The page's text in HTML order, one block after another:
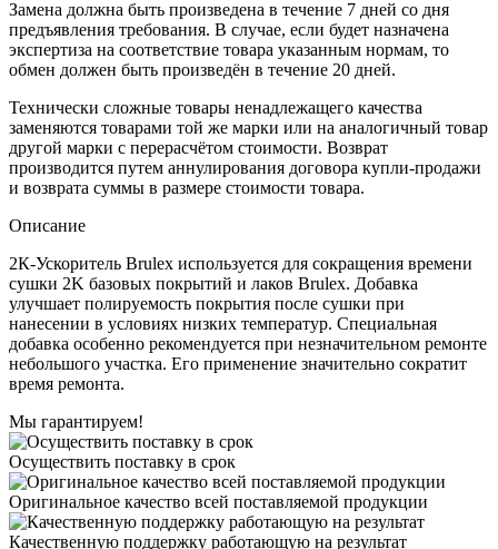
Замена должна быть произведена в течение 7 дней со дня
предъявления требования. В случае, если будет назначена
экспертиза на соответствие товара указанным нормам, то
обмен должен быть произведён в течение 20 дней.
Технически сложные товары ненадлежащего качества
заменяются товарами той же марки или на аналогичный товар
другой марки с перерасчётом стоимости. Возврат
производится путем аннулирования договора купли-продажи
и возврата суммы в размере стоимости товара.
Описание
2К-Ускоритель Brulex используется для сокращения времени
сушки 2K базовых покрытий и лаков Brulex. Добавка
улучшает полируемость покрытия после сушки при
нанесении в условиях низких температур. Специальная
добавка особенно рекомендуется при незначительном ремонте
небольшого участка. Его применение значительно сократит
время ремонта.
Мы гарантируем!
Осуществить поставку в срок
Оригинальное качество всей поставляемой продукции
Качественную поддержку работающую на результат